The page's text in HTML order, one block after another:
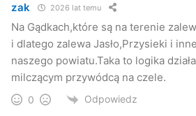
zak 2026 lat temu
Na Gądkach,które są na terenie
i dlatego zalewa Jasło,Przysieki i
naszego powiatu.Taka to logika
milczącym przywódcą na czele.
0 Odpowiedz